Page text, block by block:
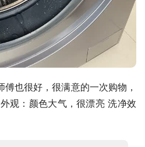
也很好，很满意的一次购物，
观：颜色大气，很漂亮 洗净效